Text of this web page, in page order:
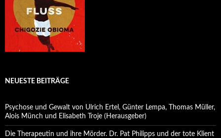
NEUESTE BEITRÄGE
Psychose und Gewalt von Ulrich Ertel, Günter Lempa, Thomas Müller,
Alois Münch und Elisabeth Troje (Herausgeber)
Die Therapeutin und ihre Mörder. Dr. Pat Philipps und der tote Klient